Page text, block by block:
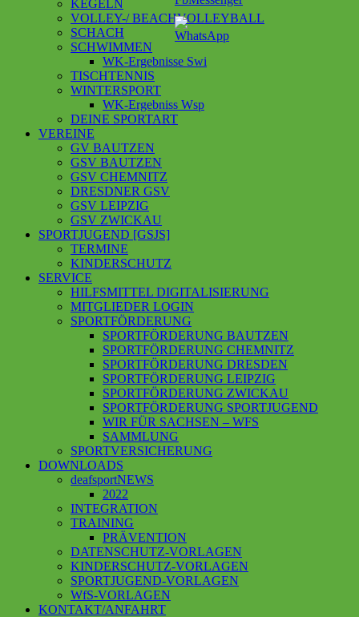
KEGELN
VOLLEY-/ BEACHVOLLEYBALL
SCHACH
SCHWIMMEN
WK-Ergebnisse Swi
TISCHTENNIS
WINTERSPORT
WK-Ergebniss Wsp
DEINE SPORTART
VEREINE
GV BAUTZEN
GSV BAUTZEN
GSV CHEMNITZ
DRESDNER GSV
GSV LEIPZIG
GSV ZWICKAU
SPORTJUGEND [GSJS]
TERMINE
KINDERSCHUTZ
SERVICE
HILFSMITTEL DIGITALISIERUNG
MITGLIEDER LOGIN
SPORTFÖRDERUNG
SPORTFÖRDERUNG BAUTZEN
SPORTFÖRDERUNG CHEMNITZ
SPORTFÖRDERUNG DRESDEN
SPORTFÖRDERUNG LEIPZIG
SPORTFÖRDERUNG ZWICKAU
SPORTFÖRDERUNG SPORTJUGEND
WIR FÜR SACHSEN – WFS
SAMMLUNG
SPORTVERSICHERUNG
DOWNLOADS
deafsportNEWS
2022
INTEGRATION
TRAINING
PRÄVENTION
DATENSCHUTZ-VORLAGEN
KINDERSCHUTZ-VORLAGEN
SPORTJUGEND-VORLAGEN
WfS-VORLAGEN
KONTAKT/ANFAHRT